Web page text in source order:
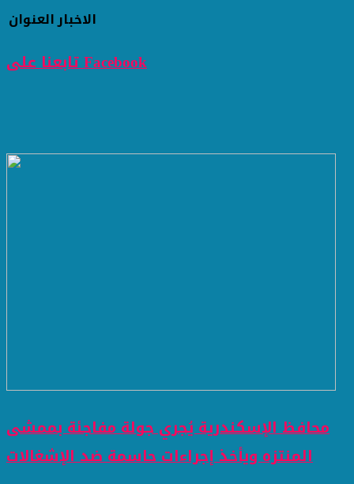
العنوانالاخبار
تابعنا على Facebook
محافظ الإسكندرية يُجري جولة مفاجئة بممشى
المنتزه ويأخذ إجراءات حاسمة ضد الإشغالات